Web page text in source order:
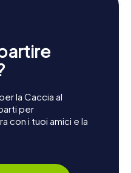
la Caccia al
per
con i tuoi amici e la